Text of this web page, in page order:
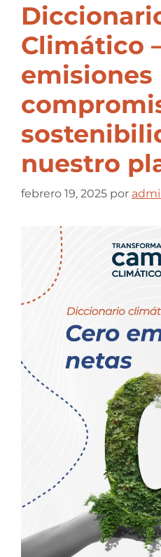
Climático
emisiones
nuestro
febrero 19, 2025 por